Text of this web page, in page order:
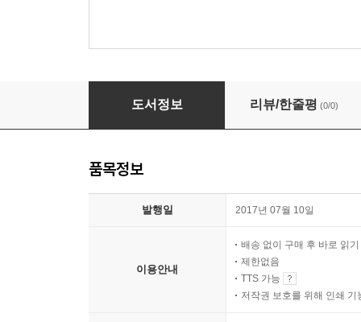
세계지리 (제5판)
도서정보 리뷰/한줄평 (0/0)
품목정보
발행일 2017년 07월 10일
이용안내
배송 없이 구매 후 바로 읽기
제한없음
TTS 가능
저작권 보호를 위해 인쇄 기